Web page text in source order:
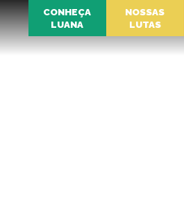
CONHEÇA
LUANA
NOSSAS
LUTAS